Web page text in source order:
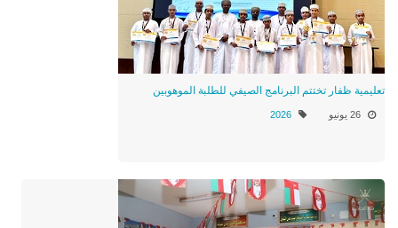
تعليمية ظفار تختتم البرنامج الصيفي للطلبة الموهوبين
26 يونيو 2026